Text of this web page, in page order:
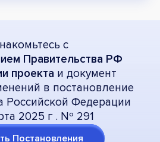
с
Правительства РФ
проекта и документ
в постановление
Российской Федерации
2025 г . Nº 291
Постановления